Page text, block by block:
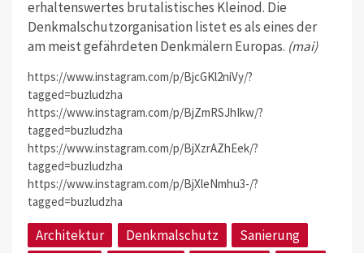
erhaltenswertes brutalistisches Kleinod. Die
Denkmalschutzorganisation listet es als eines der
am meist gefährdeten Denkmälern Europas. (mai)
https://www.instagram.com/p/BjcGKl2niVy/?
tagged=buzludzha
https://www.instagram.com/p/BjZmRSJhIkw/?
tagged=buzludzha
https://www.instagram.com/p/BjXzrAZhEek/?
tagged=buzludzha
https://www.instagram.com/p/BjXleNmhu3-/?
tagged=buzludzha
Architektur Denkmalschutz
Sanierung